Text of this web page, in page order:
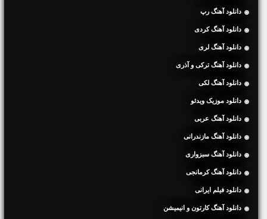
دانلود آهنگ رپ
دانلود آهنگ کردی
دانلود آهنگ لری
دانلود آهنگ ترکی و آذری
دانلود آهنگ لکی
دانلود موزیک ویدئو
دانلود آهنگ عربی
دانلود آهنگ مازندرانی
دانلود آهنگ سبزواری
دانلود آهنگ کرمانجی
دانلود فیلم ایرانی
دانلود آهنگ کارتون و انیمیشن